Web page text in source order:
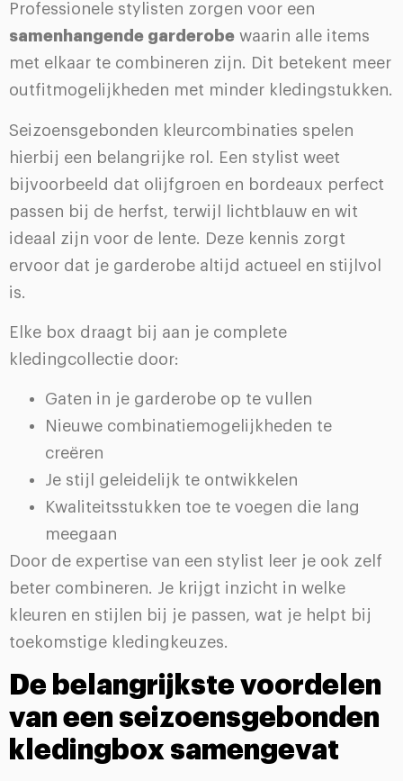
Professionele stylisten zorgen voor een
samenhangende garderobe waarin alle items
met elkaar te combineren zijn. Dit betekent meer
outfitmogelijkheden met minder kledingstukken.
Seizoensgebonden kleurcombinaties spelen
hierbij een belangrijke rol. Een stylist weet
bijvoorbeeld dat olijfgroen en bordeaux perfect
passen bij de herfst, terwijl lichtblauw en wit
ideaal zijn voor de lente. Deze kennis zorgt
ervoor dat je garderobe altijd actueel en stijlvol
is.
Elke box draagt bij aan je complete
kledingcollectie door:
Gaten in je garderobe op te vullen
Nieuwe combinatiemogelijkheden te
creëren
Je stijl geleidelijk te ontwikkelen
Kwaliteitsstukken toe te voegen die lang
meegaan
Door de expertise van een stylist leer je ook zelf
beter combineren. Je krijgt inzicht in welke
kleuren en stijlen bij je passen, wat je helpt bij
toekomstige kledingkeuzes.
De belangrijkste voordelen
van een seizoensgebonden
kledingbox samengevat